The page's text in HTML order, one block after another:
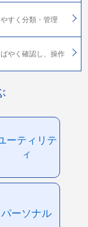
すく分類・管理
やく確認し、操作
ーティリテ
ィ
パーソナル